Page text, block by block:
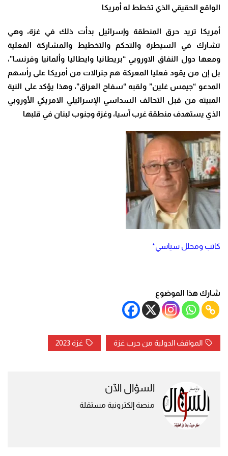
الواقع الحقيقي الذي تخطط له أمريكا
أمريكا تريد حرق المنطقة وإسرائيل بدأت ذلك في غزة، وهي
تشارك في السيطرة والتحكم والتخطيط والمشاركة الفعلية
ومعها دول النفاق الاوروبي “بريطانيا وايطاليا وألمانيا وفرنسا”،
بل إن من يقود فعليا المعركة هم جنرالات من أمريكا على رأسهم
المدعو “جيمس غلين” ولقبه “سفاح العراق”، وهذا يؤكد على النية
المبيته من قبل التحالف السداسي الإسرائيلي الامريكي الأوروبي
الذي يستهدف منطقة غرب آسيا، وغزة وجنوب لبنان في قلبها
كاتب ومحلل سياسي*
شارك هذا الموضوع
المواقف الدولية من حرب غزة غزة 2023
السؤال الآن
منصة إلكترونية مستقلة